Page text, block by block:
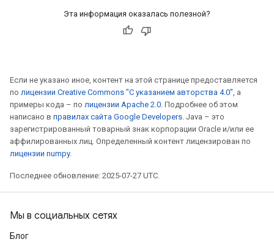
Эта информация оказалась полезной?
Если не указано иное, контент на этой странице предоставляется
по лицензии Creative Commons "С указанием авторства 4.0", а
примеры кода – по лицензии Apache 2.0. Подробнее об этом
написано в правилах сайта Google Developers. Java – это
зарегистрированный товарный знак корпорации Oracle и/или ее
аффилированных лиц. Определенный контент лицензирован по
лицензии numpy.
Последнее обновление: 2025-07-27 UTC.
Мы в социальных сетях
Блог